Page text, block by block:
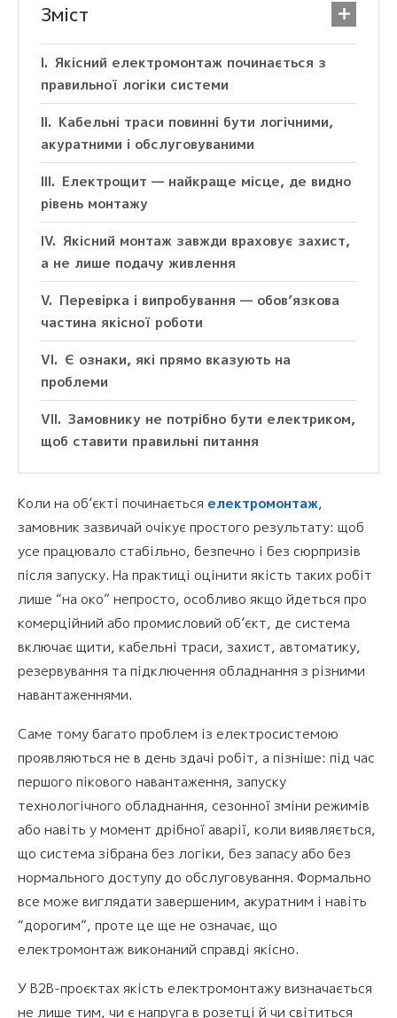
Зміст
Якісний електромонтаж починається з
правильної логіки системи
Кабельні траси повинні бути логічними,
акуратними і обслуговуваними
Електрощит — найкраще місце, де видно
рівень монтажу
Якісний монтаж завжди враховує захист,
а не лише подачу живлення
Перевірка і випробування — обов’язкова
частина якісної роботи
Є ознаки, які прямо вказують на
проблеми
Замовнику не потрібно бути електриком,
щоб ставити правильні питання
Коли на об’єкті починається електромонтаж,
замовник зазвичай очікує простого результату: щоб
усе працювало стабільно, безпечно і без сюрпризів
після запуску. На практиці оцінити якість таких робіт
лише “на око” непросто, особливо якщо йдеться про
комерційний або промисловий об’єкт, де система
включає щити, кабельні траси, захист, автоматику,
резервування та підключення обладнання з різними
навантаженнями.
Саме тому багато проблем із електросистемою
проявляються не в день здачі робіт, а пізніше: під час
першого пікового навантаження, запуску
технологічного обладнання, сезонної зміни режимів
або навіть у момент дрібної аварії, коли виявляється,
що система зібрана без логіки, без запасу або без
нормального доступу до обслуговування. Формально
все може виглядати завершеним, акуратним і навіть
“дорогим”, проте це ще не означає, що
електромонтаж виконаний справді якісно.
У B2B-проєктах якість електромонтажу визначається
не лише тим, чи є напруга в розетці й чи світиться